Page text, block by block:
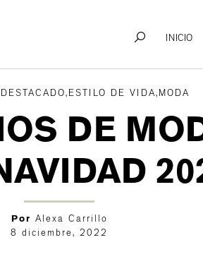
INICIO
DE VIDA,MODA
DE
Por Alexa Carrillo
8 diciembre, 2022